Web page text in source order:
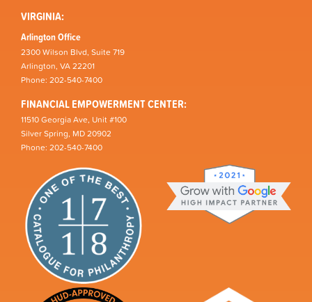
VIRGINIA:
Arlington Office
2300 Wilson Blvd, Suite 719
Arlington, VA 22201
Phone: 202-540-7400
FINANCIAL EMPOWERMENT CENTER:
11510 Georgia Ave, Unit #100
Silver Spring, MD 20902
Phone: 202-540-7400